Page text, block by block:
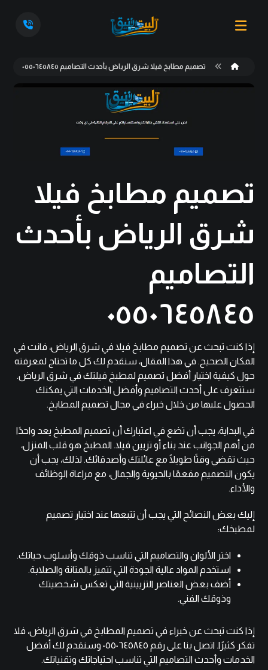
تصميم مطابخ فيلا شرق الرياض بأحدث التصاميم ٠٥٥٠٦٤٥٨٤٥
تصميم مطابخ فيلا
شرق الرياض بأحدث
التصاميم
٠٥٥٠٦٤٥٨٤٥
إذا كنت تبحث عن تصميم مطابخ فيلا في شرق الرياض، فانت في
المكان الصحيح. في هذا المقال، سنقدم لك كل ما تحتاج لمعرفته
حول كيفية اختيار أفضل تصميم لمطبخ فيلتك في شرق الرياض.
ستتعرف على أحدث التصاميم وأفضل الخدمات التي يمكنك
الحصول عليها من خلال خبراء في مجال تصميم المطابخ.
في البداية، يجب أن تضع في اعتبارك أن تصميم المطبخ يعد واحدًا
من أهم الجوانب عند بناء أو تزيين فيلا. المطبخ هو قلب المنزل،
حيث تقضي وقتًا طويلًا مع عائلتك وأصدقائك. لذلك، يجب أن
يكون التصميم مفعمًا بالحيوية والجمال، مع مراعاة الوظائف
والأداء.
إليك بعض النصائح التي يجب أن تتبعها عند اختيار تصميم
لمطبخك:
اختر الألوان والتصاميم التي تناسب ذوقك وأسلوب حياتك.
استخدم المواد عالية الجودة التي تتميز بالمتانة والصلابة.
أضف بعض العناصر التزيينية التي تعكس شخصيتك
وذوقك الفني.
إذا كنت تبحث عن خبراء في تصميم المطابخ في شرق الرياض، فلا
تفكر كثيرًا. اتصل بنا على رقم ٠٥٥٠٦٤٥٨٤٥ وسنقدم لك أفضل
الخدمات وأحدث التصاميم التي تناسب احتياجاتك وتقنياتك.